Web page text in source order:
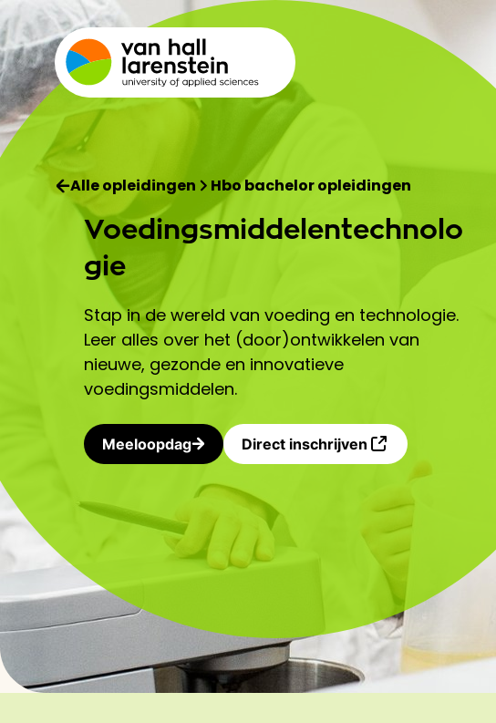
Alle opleidingen Hbo bachelor opleidingen
Voedingsmiddelentechnolo
gie
Stap in de wereld van voeding en technologie.
Leer alles over het (door)ontwikkelen van
nieuwe, gezonde en innovatieve
voedingsmiddelen.
Meeloopdag Direct inschrijven